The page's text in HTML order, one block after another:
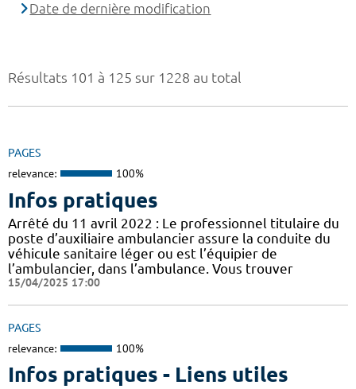
Résultats 101 à 125 sur 1228 au total
PAGES
relevance: 100%
Infos pratiques
Arrêté du 11 avril 2022 : Le professionnel titulaire du
poste d’auxiliaire ambulancier assure la conduite du
véhicule sanitaire léger ou est l’équipier de
l’ambulancier, dans l’ambulance. Vous trouver
15/04/2025 17:00
PAGES
relevance: 100%
Infos pratiques - Liens utiles
Date de dernière modification